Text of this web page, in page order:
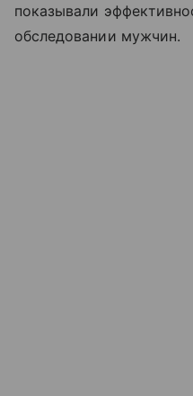
показывали
обследовании мужчин.